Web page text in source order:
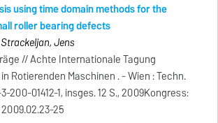
using time domain methods for the
roller bearing defects
Jens
// Achte Internationale Tagung
Rotierenden Maschinen . - Wien : Techn.
200-01412-1, insges. 12 S., 2009Kongress:
2009.02.23-25